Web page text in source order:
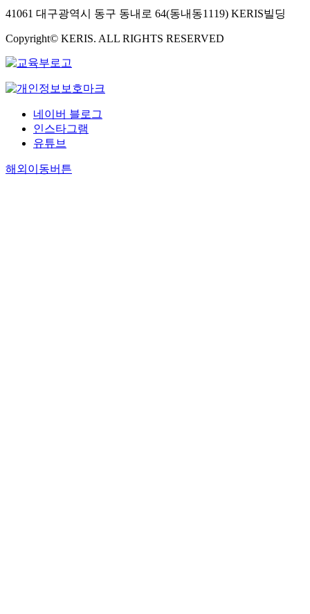
41061 대구광역시 동구 동내로 64(동내동1119) KERIS빌딩
Copyright© KERIS. ALL RIGHTS RESERVED
네이버 블로그
인스타그램
유튜브
해외이동버튼